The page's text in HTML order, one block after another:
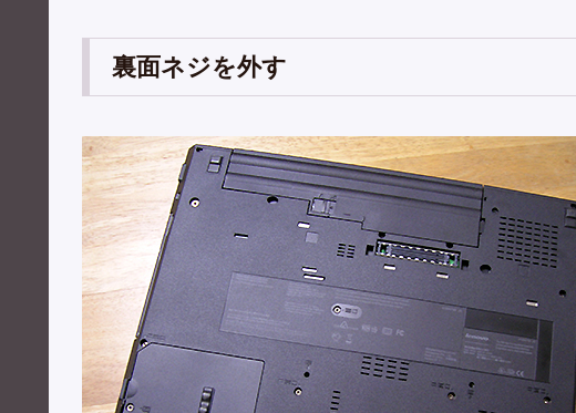
裏面ネジを外す